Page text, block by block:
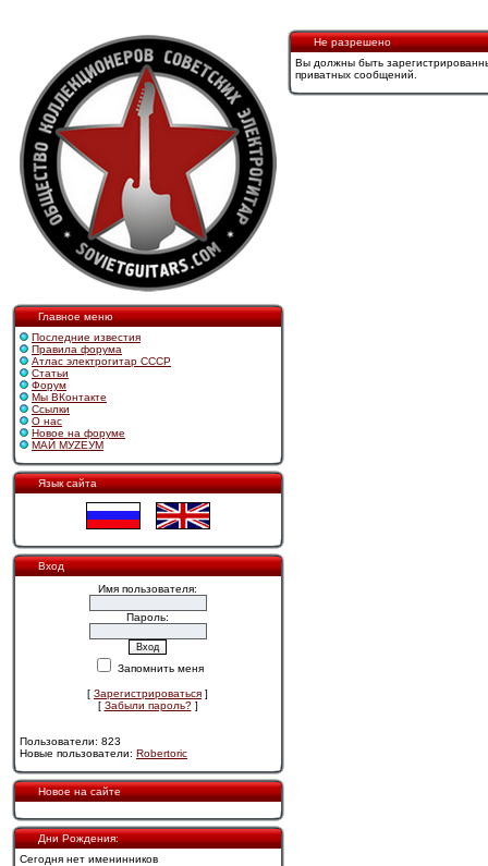
Главное меню
Последние известия
Правила форума
Атлас электрогитар СССР
Статьи
Форум
Мы ВКонтакте
Ссылки
О нас
Новое на форуме
МАЙ МУZЕУМ
Язык сайта
Вход
Имя пользователя:
Пароль:
Запомнить меня
[ Зарегистрироваться ]
[ Забыли пароль?]
Пользователи: 823
Новые пользователи: Robertoric
Новое на сайте
Дни Рождения:
Сегодня нет именинников
Не разрешено
Вы должны быть
приватных сообщений.